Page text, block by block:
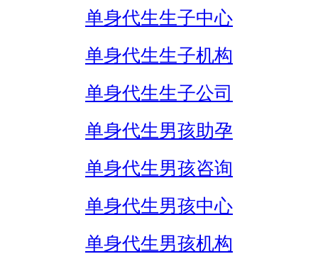
单身代生生子中心
单身代生生子机构
单身代生生子公司
单身代生男孩助孕
单身代生男孩咨询
单身代生男孩中心
单身代生男孩机构